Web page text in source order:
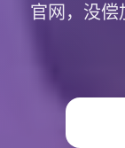
官网，没偿